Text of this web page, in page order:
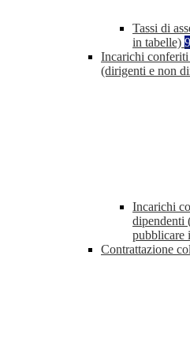
Tassi di
in tabelle) 9
Incarichi
(dirigenti e non
Incarichi
dipendenti
pubblicare
Contrattazione